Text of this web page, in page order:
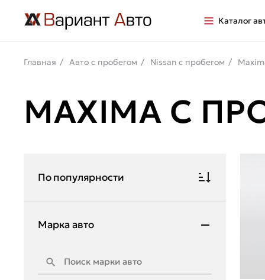
Каталог
Главная Авто с пробегом Nissan с пробегом
MAXIMA С
По популярности
Марка авто